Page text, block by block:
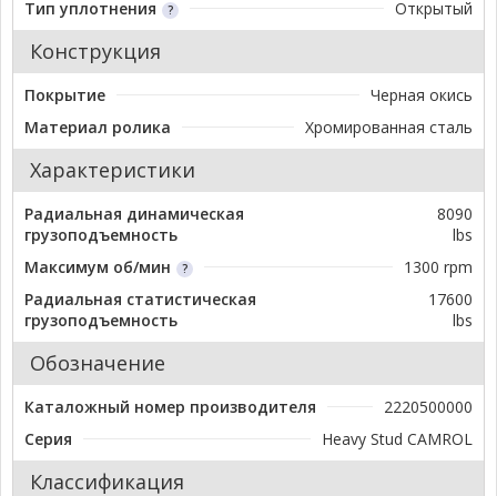
Тип уплотнения Открытый
Конструкция
Покрытие
Черная окись
Материал ролика
Хромированная сталь
Характеристики
Радиальная динамическая
грузоподъемность
8090
lbs
Максимум об/мин
1300 rpm
Радиальная статистическая
грузоподъемность
17600
lbs
Обозначение
Каталожный номер производителя
2220500000
Серия
Heavy Stud CAMROL
Классификация